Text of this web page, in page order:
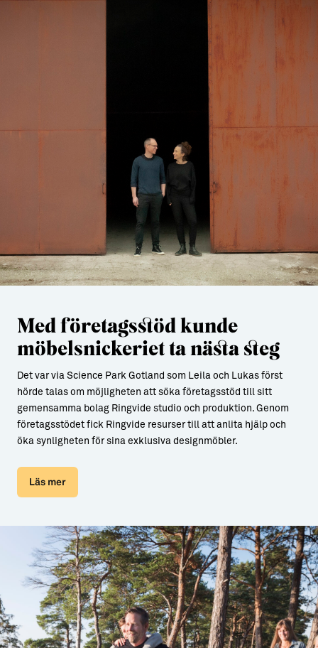
Med företagsstöd kunde
möbelsnickeriet ta nästa steg
Det var via Science Park Gotland som Leila och Lukas först
hörde talas om möjligheten att söka företagsstöd till sitt
gemensamma bolag Ringvide studio och produktion. Genom
företagsstödet fick Ringvide resurser till att anlita hjälp och
öka synligheten för sina exklusiva designmöbler.
Läs mer